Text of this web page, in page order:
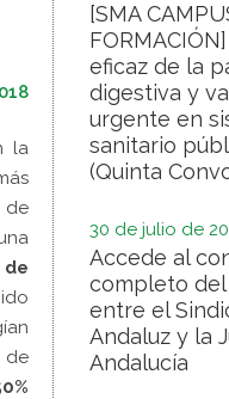
la
de
de
[SMA
eficaz de la
digestiva y
urgente en
sanitario
(Quinta
30 de julio de
Accede al
completo del
entre el
Andaluz y la
Andalucía